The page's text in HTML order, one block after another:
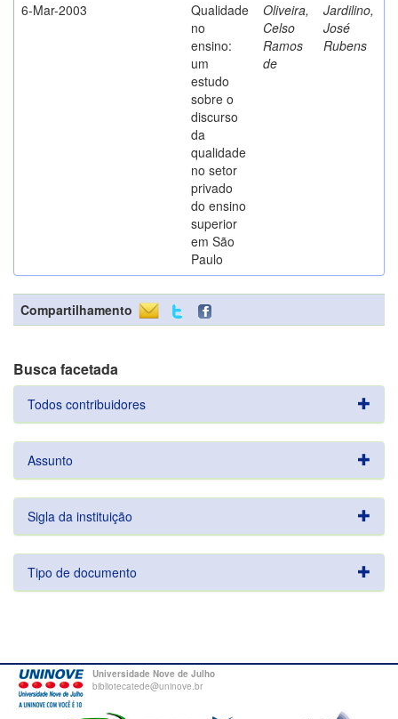
6-Mar-2003
Qualidade
no
ensino:
um
estudo
sobre o
discurso
da
qualidade
no setor
privado
do ensino
superior
em São
Paulo
Oliveira,
Celso
Ramos
de
Jardilino,
José
Rubens
Compartilhamento
Busca facetada
Todos contribuidores
Assunto
Sigla da instituição
Tipo de documento
Universidade Nove de Julho
bibliotecatede@uninove.br